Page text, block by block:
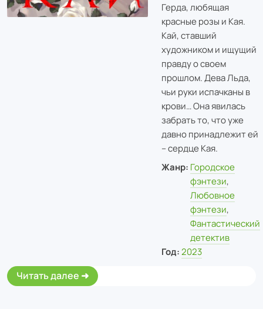
Герда, любящая
красные розы и Кая.
Кай, ставший
художником и ищущий
правду о своем
прошлом. Дева Льда,
чьи руки испачканы в
крови… Она явилась
забрать то, что уже
давно принадлежит ей
– сердце Кая.
Жанр: Городское
фэнтези,
Любовное
фэнтези,
Фантастический
детектив
Год: 2023
Читать далее